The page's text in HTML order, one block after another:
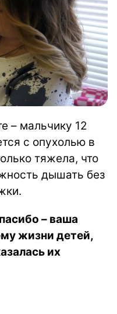
– мальчику 12
с опухолью в
тяжела, что
дышать без
– ваша
жизни детей,
их